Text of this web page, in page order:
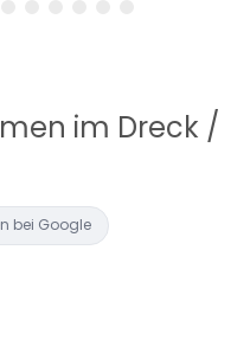
im Dreck /
bei Google